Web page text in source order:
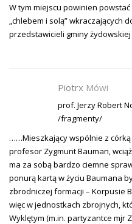
W tym miejscu powinien
„chlebem i solą” wkraczających
przedstawicieli gminy żydowskiej
Piotrx Mówi
prof. Jerzy Robert
/fragmenty/
……Mieszkający wspólnie z córką
profesor Zygmunt Bauman,
ma za sobą bardzo ciemne
ponurą kartą w życiu Baumana
zbrodniczej formacji – Korpusie
więc w jednostkach zbrojnych,
Wyklętym (m.in. partyzantce mjr